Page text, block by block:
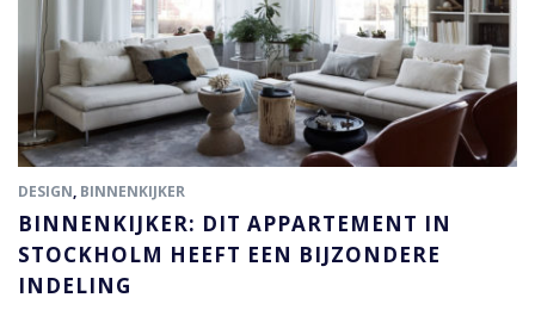
DESIGN, BINNENKIJKER
BINNENKIJKER: DIT APPARTEMENT IN
STOCKHOLM HEEFT EEN BIJZONDERE
INDELING